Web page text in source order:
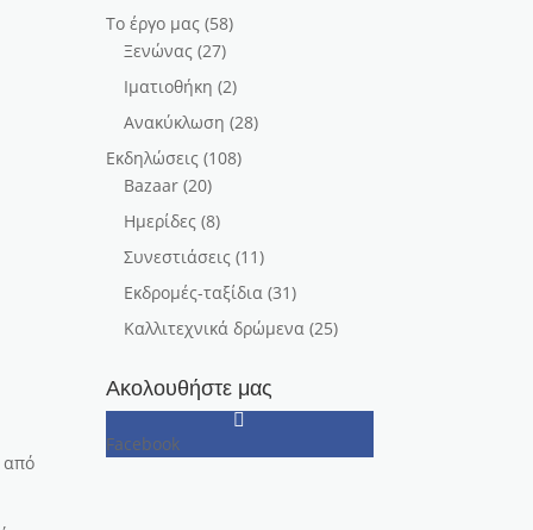
από
Το έργο μας (58)
Ξενώνας (27)
Ιματιοθήκη (2)
Ανακύκλωση (28)
Εκδηλώσεις (108)
Bazaar (20)
Ημερίδες (8)
Συνεστιάσεις (11)
Εκδρομές-ταξίδια (31)
Καλλιτεχνικά δρώμενα (25)
Ακολουθήστε μας
Facebook